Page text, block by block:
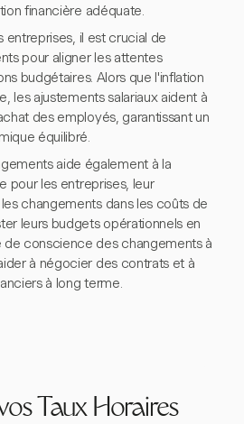
financière adéquate.
entreprises, il est crucial de
pour aligner les attentes
budgétaires. Alors que l'inflation
les ajustements salariaux aident à
des employés, garantissant un
équilibré.
aide également à la
pour les entreprises, leur
changements dans les coûts de
leurs budgets opérationnels en
de conscience des changements à
à négocier des contrats et à
à long terme.
Taux Horaires